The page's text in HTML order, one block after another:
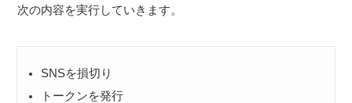
次の内容を実行していきます。
SNSを損切り
トークンを発行